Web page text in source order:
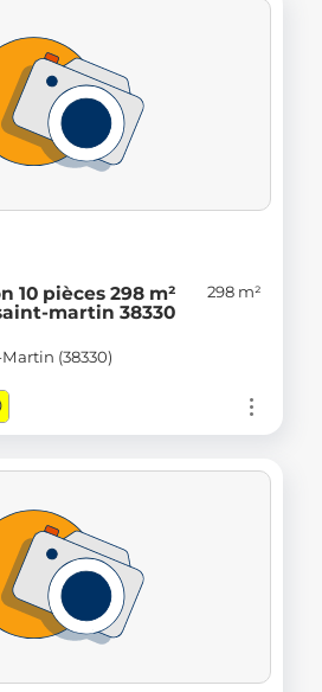
10 pièces 298 m²
martin 38330
298 m²
(38330)